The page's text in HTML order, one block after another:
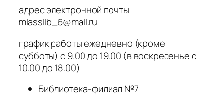
адрес электронной почты
miasslib_6@mail.ru
график работы ежедневно (кроме
субботы) с 9.00 до 19.00 (в воскресенье с
10.00 до 18.00)
Библиотека-филиал №7